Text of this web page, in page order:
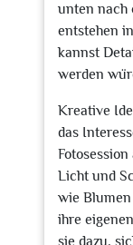
unten nach
entstehen
kannst
werden
Kreative
das
Licht und
wie
ihre
sie dazu,